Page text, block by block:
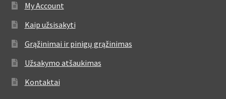
My Account
Kaip užsisakyti
Grąžinimai ir pinigų grąžinimas
Užsakymo atšaukimas
Kontaktai